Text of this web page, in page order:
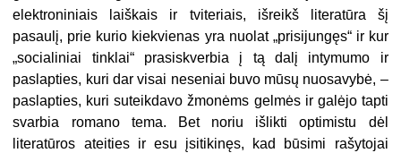
elektroniniais laiškais ir tviteriais, išreikš literatūra šį
pasaulį, prie kurio kiekvienas yra nuolat „prisijungęs“ ir kur
„socialiniai tinklai“ prasiskverbia į tą dalį intymumo ir
paslapties, kuri dar visai neseniai buvo mūsų nuosavybė, –
paslapties, kuri suteikdavo žmonėms gelmės ir galėjo tapti
svarbia romano tema. Bet noriu išlikti optimistu dėl
literatūros ateities ir esu įsitikinęs, kad būsimi rašytojai